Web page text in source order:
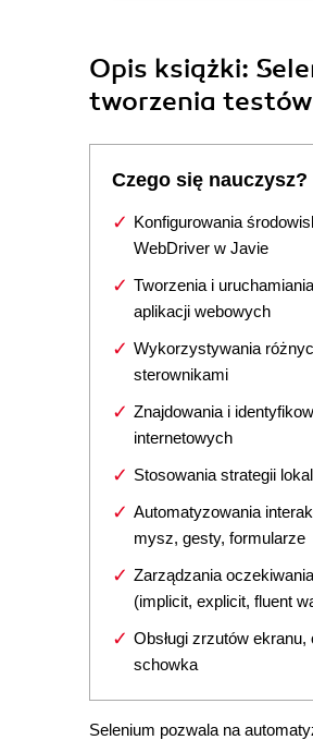
Opis książki:
tworzenia
Czego się nauczysz?
Konfigurowania
WebDriver w Javie
Tworzenia i
aplikacji webowych
Wykorzystywania
sterownikami
Znajdowania i
internetowych
Stosowania strategii
Automatyzowania
mysz, gesty, formularze
Zarządzania
(implicit, explicit, fluent
Obsługi zrzutów
schowka
Selenium pozwala na